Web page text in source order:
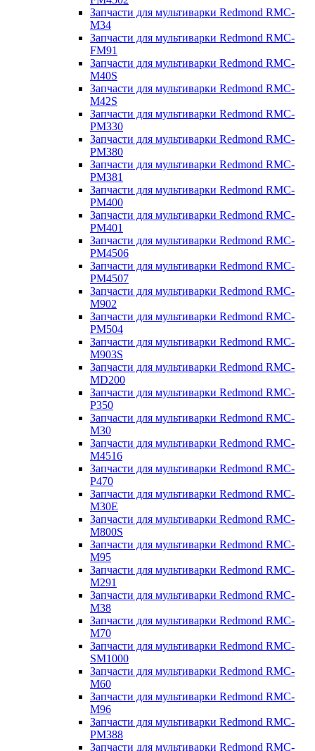
Запчасти для мультиварки Redmond RMC-
M34
Запчасти для мультиварки Redmond RMC-
FM91
Запчасти для мультиварки Redmond RMC-
M40S
Запчасти для мультиварки Redmond RMC-
M42S
Запчасти для мультиварки Redmond RMC-
PM330
Запчасти для мультиварки Redmond RMC-
PM380
Запчасти для мультиварки Redmond RMC-
PM381
Запчасти для мультиварки Redmond RMC-
PM400
Запчасти для мультиварки Redmond RMC-
PM401
Запчасти для мультиварки Redmond RMC-
PM4506
Запчасти для мультиварки Redmond RMC-
PM4507
Запчасти для мультиварки Redmond RMC-
M902
Запчасти для мультиварки Redmond RMC-
PM504
Запчасти для мультиварки Redmond RMC-
M903S
Запчасти для мультиварки Redmond RMC-
MD200
Запчасти для мультиварки Redmond RMC-
P350
Запчасти для мультиварки Redmond RMC-
M30
Запчасти для мультиварки Redmond RMC-
M4516
Запчасти для мультиварки Redmond RMC-
P470
Запчасти для мультиварки Redmond RMC-
M30E
Запчасти для мультиварки Redmond RMC-
M800S
Запчасти для мультиварки Redmond RMC-
M95
Запчасти для мультиварки Redmond RMC-
M291
Запчасти для мультиварки Redmond RMC-
M38
Запчасти для мультиварки Redmond RMC-
M70
Запчасти для мультиварки Redmond RMC-
SM1000
Запчасти для мультиварки Redmond RMC-
M60
Запчасти для мультиварки Redmond RMC-
M96
Запчасти для мультиварки Redmond RMC-
PM388
Запчасти для мультиварки Redmond RMC-